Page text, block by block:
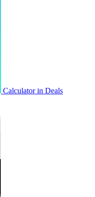
Calculator in Deals